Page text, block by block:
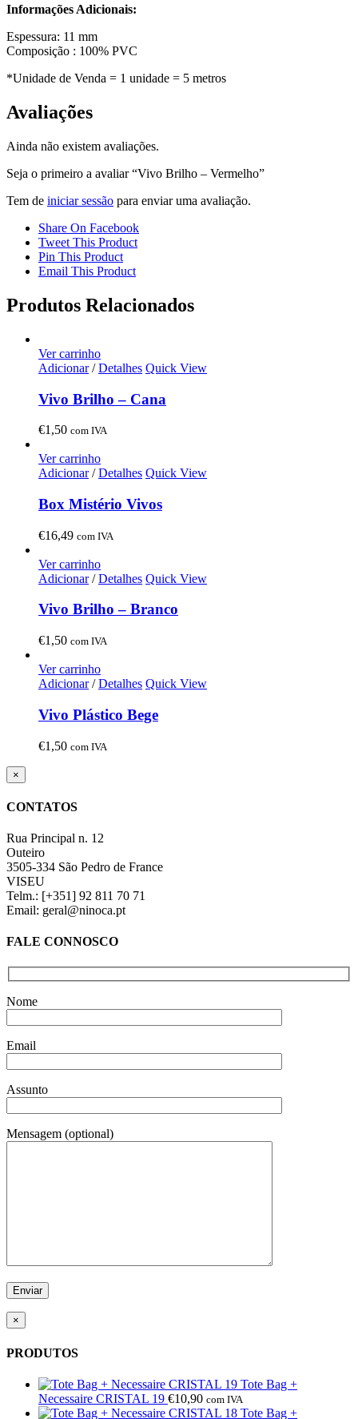
Informações Adicionais:
Espessura: 11 mm
Composição : 100% PVC
*Unidade de Venda = 1 unidade = 5 metros
Avaliações
Ainda não existem avaliações.
Seja o primeiro a avaliar “Vivo Brilho – Vermelho”
Tem de iniciar sessão para enviar uma avaliação.
Share On Facebook
Tweet This Product
Pin This Product
Email This Product
Produtos Relacionados
Ver carrinho
Adicionar/ Detalhes Quick View
Vivo Brilho – Cana
€1,50 com IVA
Ver carrinho
Adicionar/ Detalhes Quick View
Box Mistério Vivos
€16,49 com IVA
Ver carrinho
Adicionar/ Detalhes Quick View
Vivo Brilho – Branco
€1,50 com IVA
Ver carrinho
Adicionar/ Detalhes Quick View
Vivo Plástico Bege
€1,50 com IVA
Close
product
view
×
CONTATOS
Rua Principal n. 12
Outeiro
3505-334 São Pedro de France
VISEU
Telm.: [+351] 92 811 70 71
Email: geral@ninoca.pt
FALE CONNOSCO
Nome
Email
Assunto
Mensagem (optional)
×
PRODUTOS
Tote Bag +
Necessaire CRISTAL 19 €10,90 com IVA
Tote Bag +